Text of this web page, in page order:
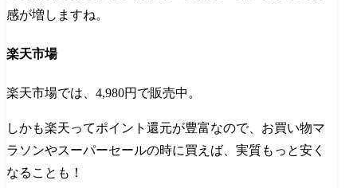
感が増しますね​。
楽天市場
楽天市場では、4,980円で販売中。
しかも楽天ってポイント還元が豊富なので、お買い物マ
ラソンやスーパーセールの時に買えば、実質もっと安く
なることも！